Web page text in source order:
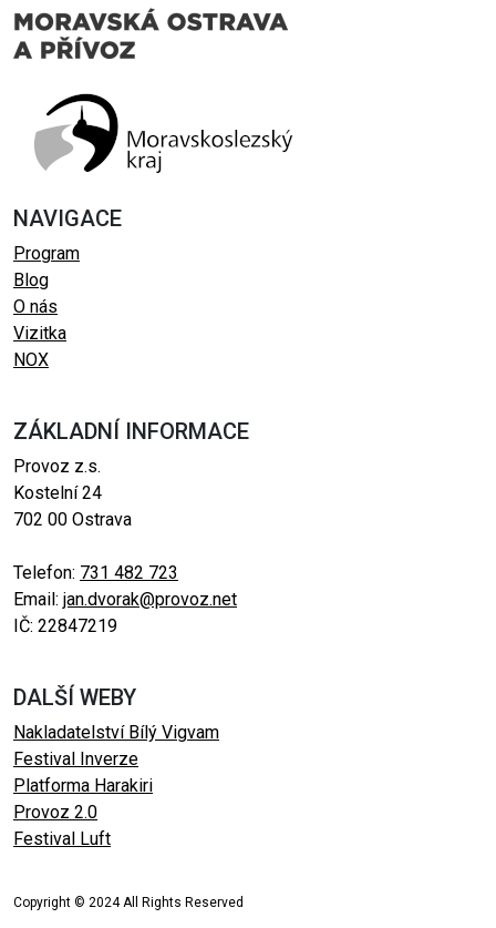
NAVIGACE
Program
Blog
O nás
Vizitka
NOX
ZÁKLADNÍ INFORMACE
Provoz z.s.
Kostelní 24
702 00 Ostrava
Telefon: 731 482 723
Email: jan.dvorak@provoz.net
IČ: 22847219
DALŠÍ WEBY
Nakladatelství Bílý Vigvam
Festival Inverze
Platforma Harakiri
Provoz 2.0
Festival Luft
Copyright © 2024 All Rights Reserved